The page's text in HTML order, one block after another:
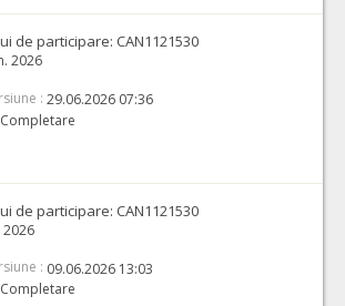
de participare: CAN1121530
2026
: 29.06.2026 07:36
Completare
de participare: CAN1121530
2026
: 09.06.2026 13:03
Completare